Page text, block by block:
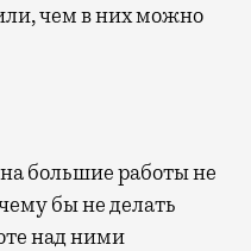
чем в них можно
большие работы не
бы не делать
над ними